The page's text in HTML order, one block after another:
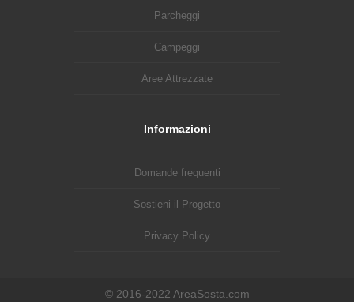
Parcheggi
Campeggi
Aree Attrezzate
Informazioni
Domande frequenti
Sostieni il Progetto
Privacy Policy
© 2016-2022 AreaSosta.com